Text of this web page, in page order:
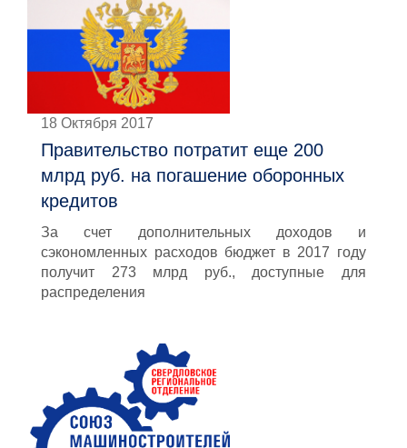
18 Октября 2017
Правительство потратит еще 200
млрд руб. на погашение оборонных
кредитов
За счет дополнительных доходов и
сэкономленных расходов бюджет в 2017 году
получит 273 млрд руб., доступные для
распределения